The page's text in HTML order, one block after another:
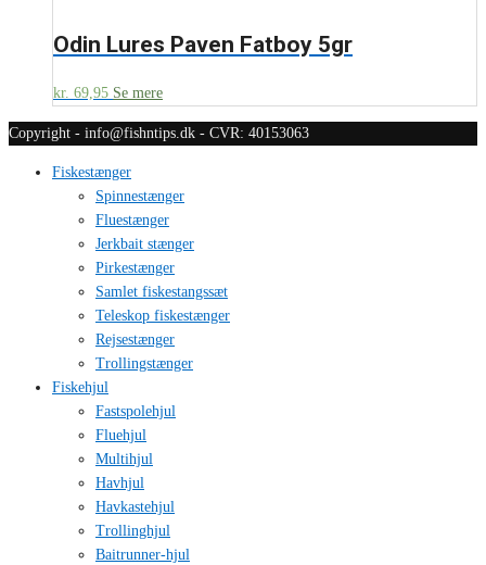
Odin Lures Paven Fatboy 5gr
kr. 69,95 Se mere
Copyright - info@fishntips.dk - CVR: 40153063
Fiskestænger
Spinnestænger
Fluestænger
Jerkbait stænger
Pirkestænger
Samlet fiskestangssæt
Teleskop fiskestænger
Rejsestænger
Trollingstænger
Fiskehjul
Fastspolehjul
Fluehjul
Multihjul
Havhjul
Havkastehjul
Trollinghjul
Baitrunner-hjul